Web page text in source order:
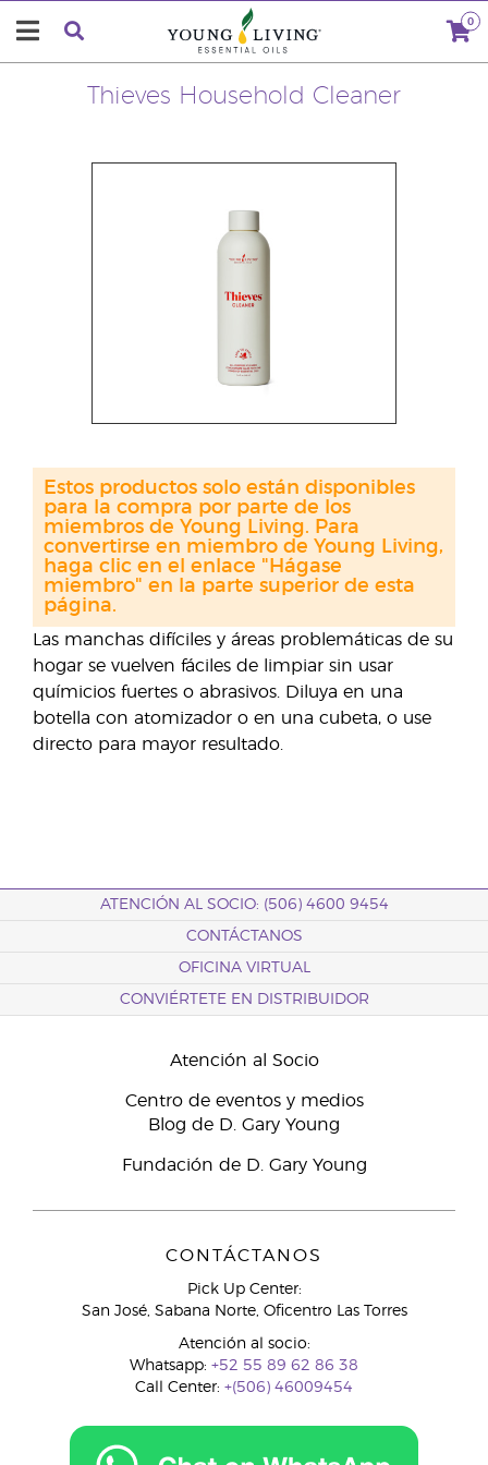
0
Thieves Household Cleaner
Las manchas difíciles y áreas problemáticas de su
hogar se vuelven fáciles de limpiar sin usar
químicios fuertes o abrasivos. Diluya en una
botella con atomizador o en una cubeta, o use
directo para mayor resultado.
Estos productos solo están disponibles
para la compra por parte de los
miembros de Young Living. Para
convertirse en miembro de Young Living,
haga clic en el enlace "Hágase
miembro" en la parte superior de esta
página.
ATENCIÓN AL SOCIO: (506) 4600 9454
CONTÁCTANOS
OFICINA VIRTUAL
CONVIÉRTETE EN DISTRIBUIDOR
Atención al Socio
Centro de eventos y medios
Blog de D. Gary Young
Fundación de D. Gary Young
CONTÁCTANOS
Pick Up Center:
San José, Sabana Norte, Oficentro Las Torres
Atención al socio:
Whatsapp: +52 55 89 62 86 38
Call Center: +(506) 46009454